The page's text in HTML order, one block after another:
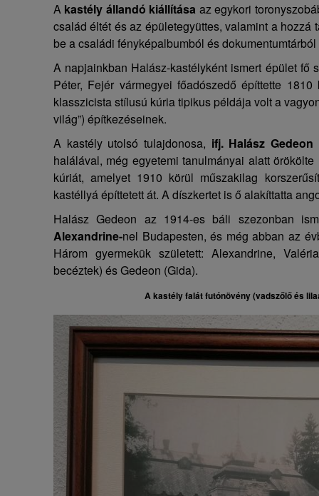
A kastély állandó kiállítása az egykori
család éltét és az épületegyüttes, valamint a hozzá
be a családi fényképalbumból és
A napjainkban Halász-kastélyként ismert épület fő
Péter, Fejér vármegyei főadószedő építtette
klasszicista stílusú kúria tipikus példája volt a
világ”) építkezéseinek.
A kastély utolsó tulajdonosa, ifj. Halász Gedeon
halálával, még egyetemi tanulmányai alatt
kúriát, amelyet 1910 körül műszakilag
kastéllyá építtetett át. A díszkertet is ő alakíttatta
Halász Gedeon az 1914-es báli szezonban
Alexandrine-nel Budapesten, és még abban az
Három gyermekük született: Alexandrine,
becéztek) és Gedeon (Gida).
A kastély falát futónövény (vadszőlő és